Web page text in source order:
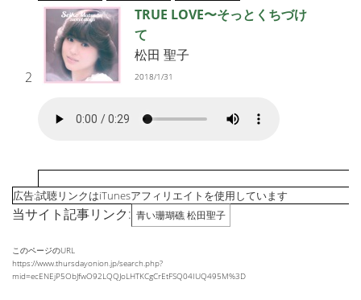
2
TRUE LOVE〜そっとくちづけ
て
松田 聖子
2018/1/31
広告:試聴リンクはiTunesアフィリエイトを使用しています
当サイト記事リンク: 青い珊瑚礁 松田聖子
このページのURL
https://www.thursdayonion.jp/search.php?
mid=ecENEjP5ObJfwO92LQQJoLHTKCgCrEtFSQ04IUQ495M%3D